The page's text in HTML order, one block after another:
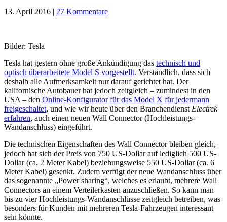
13. April 2016 | 27 Kommentare
Bilder: Tesla
Tesla hat gestern ohne große Ankündigung das technisch und
optisch überarbeitete Model S vorgestellt. Verständlich, dass sich
deshalb alle Aufmerksamkeit nur darauf gerichtet hat. Der
kalifornische Autobauer hat jedoch zeitgleich – zumindest in den
USA – den Online-Konfigurator für das Model X für jedermann
freigeschaltet, und wie wir heute über den Branchendienst Electrek
erfahren, auch einen neuen Wall Connector (Hochleistungs-
Wandanschluss) eingeführt.
Die technischen Eigenschaften des Wall Connector bleiben gleich,
jedoch hat sich der Preis von 750 US-Dollar auf lediglich 500 US-
Dollar (ca. 2 Meter Kabel) beziehungsweise 550 US-Dollar (ca. 6
Meter Kabel) gesenkt. Zudem verfügt der neue Wandanschluss über
das sogenannte „Power sharing“, welches es erlaubt, mehrere Wall
Connectors an einem Verteilerkasten anzuschließen. So kann man
bis zu vier Hochleistungs-Wandanschlüsse zeitgleich betreiben, was
besonders für Kunden mit mehreren Tesla-Fahrzeugen interessant
sein könnte.